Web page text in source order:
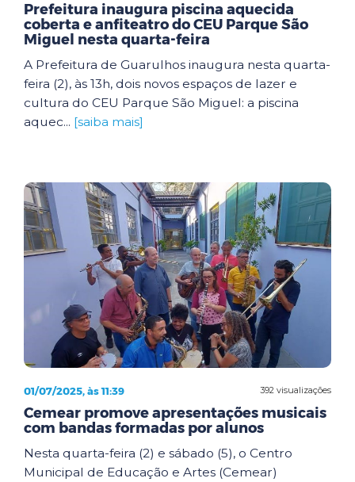
Prefeitura inaugura piscina aquecida
coberta e anfiteatro do CEU Parque São
Miguel nesta quarta-feira
A Prefeitura de Guarulhos inaugura nesta quarta-
feira (2), às 13h, dois novos espaços de lazer e
cultura do CEU Parque São Miguel: a piscina
aquec... [saiba mais]
392 visualizações
01/07/2025, às 11:39
Cemear promove apresentações musicais
com bandas formadas por alunos
Nesta quarta-feira (2) e sábado (5), o Centro
Municipal de Educação e Artes (Cemear)